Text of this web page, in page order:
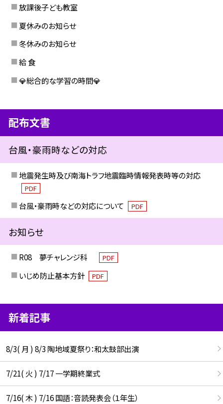
放課後子ども教室
夏休みのお知らせ
冬休みのお知らせ
給 食
💎総合的な学習の時間💎
配布文書
台風・豪雨時などの対応
地震発生時及び南海トラフ地震臨時情報発表時等の対応
PDF
台風・豪雨時などの対応について PDF
お知らせ
R08 夢チャレンジ科 PDF
いじめ防止基本方針 PDF
新着記事
8/3( 月 ) 8/3 陶地域夏祭り：和太鼓部出演
7/21( 火 ) 7/17 一学期終業式
7/16( 木 ) 7/16 国語：音読発表会（１年生）